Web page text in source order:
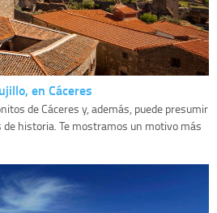
en Cáceres
de Cáceres y, además, puede presumir
historia. Te mostramos un motivo más